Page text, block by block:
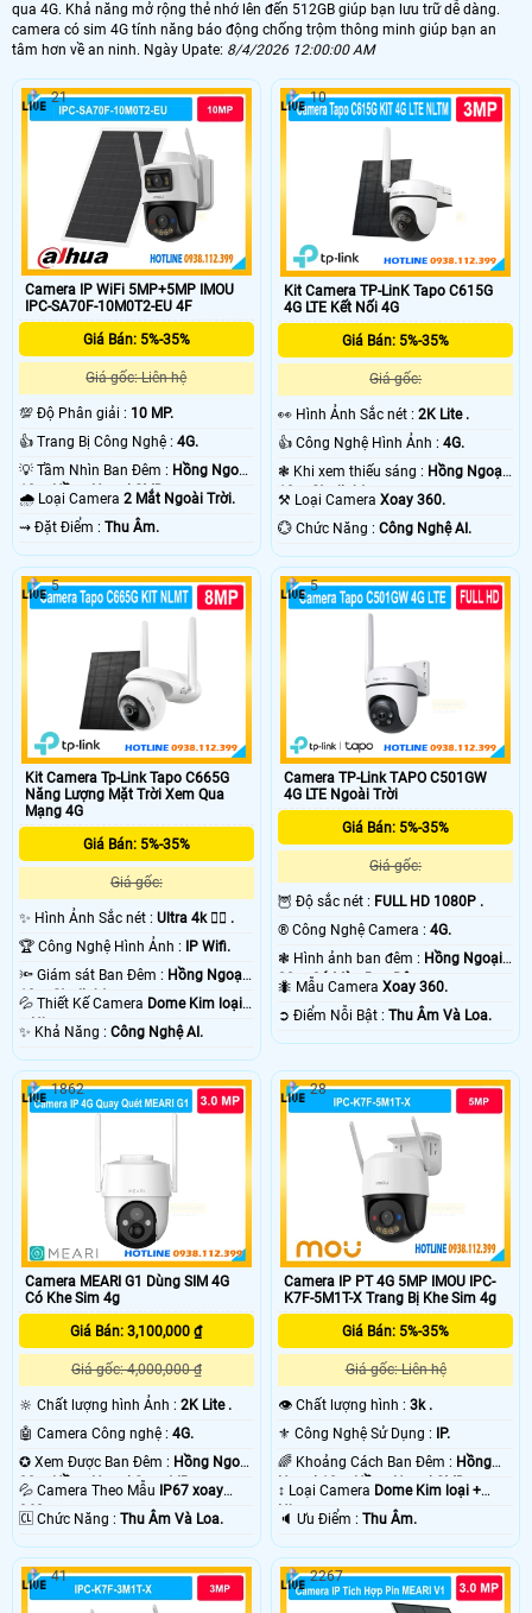
qua 4G. Khả năng mở rộng thẻ nhớ lên đến 512GB giúp bạn lưu trữ dễ dàng.
camera có sim 4G tính năng báo động chống trộm thông minh giúp bạn an
tâm hơn về an ninh. Ngày Upate: 8/4/2026 12:00:00 AM
Camera IP WiFi 5MP+5MP IMOU
IPC-SA70F-10M0T2-EU 4F
Giá Bán: 5%-35%
Giá gốc: Liên hệ
💯 Độ Phân giải : 10 MP.
👍 Trang Bị Công Nghệ : 4G.
💡 Tầm Nhìn Ban Đêm : Hồng Ngoại
10m Hồng Ngoại SMD.
🌧️ Loại Camera 2 Mắt Ngoài Trời.
️⇝ Đặt Điểm : Thu Âm.
21
Kit Camera TP-LinK Tapo C615G
4G LTE Kết Nối 4G
Giá Bán: 5%-35%
Giá gốc:
️👀 Hình Ảnh Sắc nét :2K Lite .
👍 Công Nghệ Hình Ảnh :4G.
❃ Khi xem thiếu sáng : Hồng Ngoại
10m Starlight.
⚒ Loại CameraXoay 360.
️💮 Chức Năng :Công Nghệ AI.
10
Kit Camera Tp-Link Tapo C665G
Năng Lượng Mặt Trời Xem Qua
Mạng 4G
Giá Bán: 5%-35%
Giá gốc:
✨ Hình Ảnh Sắc nét : Ultra 4k 👍🏾 .
🏆 Công Nghệ Hình Ảnh :
IP Wifi.
🔦 Giám sát Ban Đêm : Hồng Ngoại
10m Starlight.
💦 Thiết Kế Camera Dome Kim loại
+ Nhựa.
️✨ Khả Năng : Công Nghệ AI.
5
Camera TP-Link TAPO C501GW
4G LTE Ngoài Trời
Giá Bán: 5%-35%
Giá gốc:
🦉 Độ sắc nét : FULL HD 1080P .
®️ Công Nghệ Camera :4G.
❃ Hình ảnh ban đêm : Hồng Ngoại
20m Có Màu Ban Ðêm.
🐜 Mẫu CameraXoay 360.
️➲ Điểm Nỗi Bật :Thu Âm Và Loa.
5
Camera MEARI G1 Dùng SIM 4G
Có Khe Sim 4g
Giá Bán: 3,100,000 ₫
Giá gốc: 4,000,000 ₫
🔆 Chất lượng hình Ảnh : 2K Lite .
🤖️ Camera Công nghệ : 4G.
✪ Xem Được Ban Đêm : Hồng Ngoại
30m Hồng Ngoại Smart IR.
💦 Camera Theo Mẫu
IP67 xoay
360.
️🆑 Chức Năng : Thu Âm Và Loa.
1862
Camera IP PT 4G 5MP IMOU IPC-
K7F-5M1T-X Trang Bị Khe Sim 4g
Giá Bán: 5%-35%
Giá gốc: Liên hệ
👁 Chất lượng hình :3k .
⚜️ Công Nghệ Sử Dụng :
IP.
🌈 Khoảng Cách Ban Đêm : Hồng
Ngoại 10m Hồng Ngoại SMD.
↕️ Loại Camera Dome Kim loại +
Nhựa.
️🔈 Ưu Điểm :Thu Âm.
28
41 2267